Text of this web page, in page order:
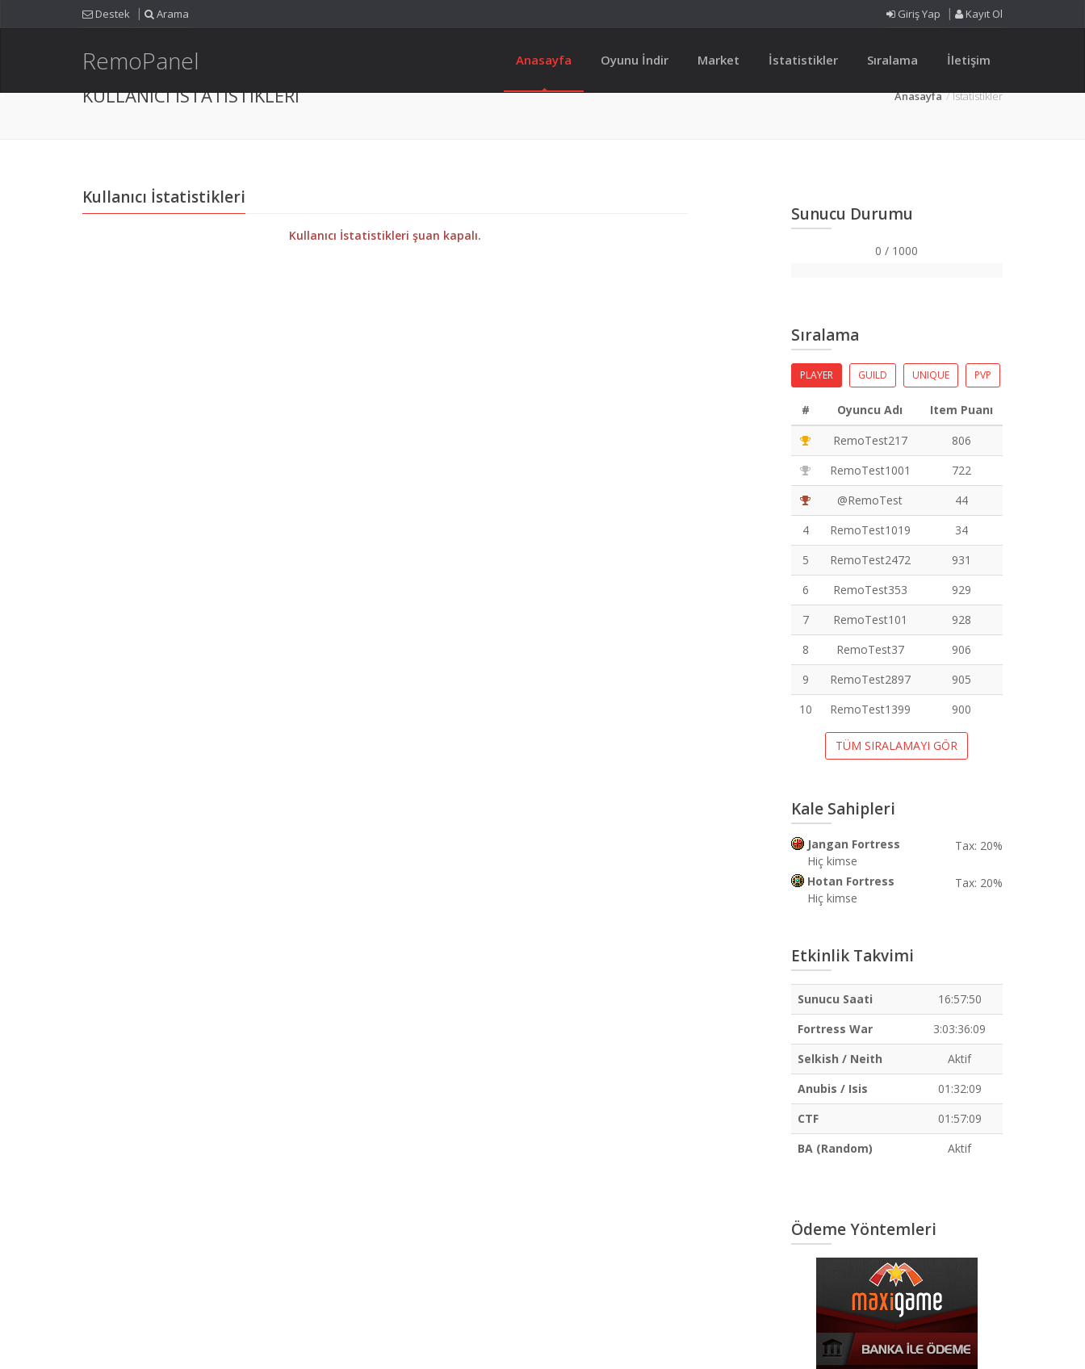
Destek Arama Giriş Yap Kayıt Ol
RemoPanel Anasayfa Oyunu İndir Market İstatistikler Sıralama İletişim
KULLANICI İSTATISTIKLERI Anasayfa İstatistikler
Kullanıcı İstatistikleri
Kullanıcı İstatistikleri şuan kapalı.
Sunucu Durumu
0 / 1000
Sıralama
PLAYER GUILD UNIQUE PVP
# Oyuncu Adı
Item Puanı
RemoTest217
806
RemoTest1001
722
@RemoTest
44
4
RemoTest1019
34
5
RemoTest2472
931
6
RemoTest353
929
7
RemoTest101
928
8
RemoTest37
906
9
RemoTest2897
905
10
RemoTest1399 900
TÜM SIRALAMAYI GÖR
Kale Sahipleri
Jangan Fortress
Hiç kimse
Tax: 20%
Hotan Fortress
Hiç kimse
Tax: 20%
Etkinlik Takvimi
Sunucu Saati
16:57:50
Fortress War
3:03:36:08
Selkish / Neith
Aktif
Anubis / Isis
01:32:08
CTF
01:57:08
BA (Random)
Aktif
Ödeme Yöntemleri